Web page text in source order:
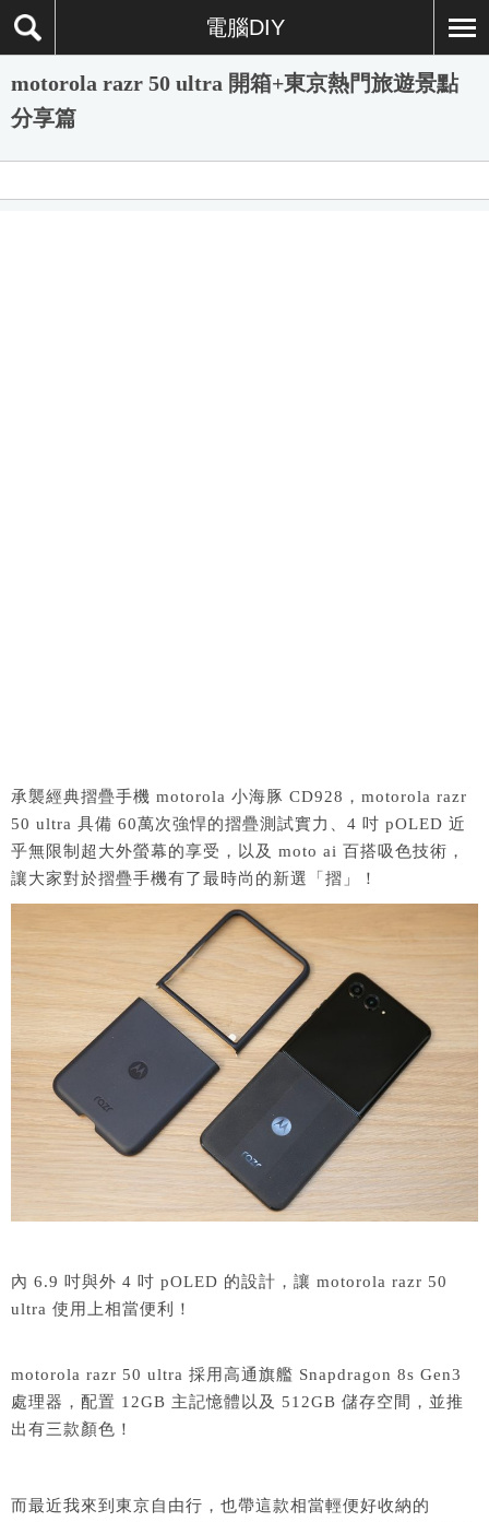
電腦DIY
motorola razr 50 ultra 開箱+東京熱門旅遊景點
分享篇
承襲經典摺疊手機 motorola 小海豚 CD928，motorola razr
50 ultra 具備 60萬次強悍的摺疊測試實力、4 吋 pOLED 近
乎無限制超大外螢幕的享受，以及 moto ai 百搭吸色技術，
讓大家對於摺疊手機有了最時尚的新選「摺」！
內 6.9 吋與外 4 吋 pOLED 的設計，讓 motorola razr 50
ultra 使用上相當便利！
motorola razr 50 ultra 採用高通旗艦 Snapdragon 8s Gen3
處理器，配置 12GB 主記憶體以及 512GB 儲存空間，並推
出有三款顏色！
而最近我來到東京自由行，也帶這款相當輕便好收納的